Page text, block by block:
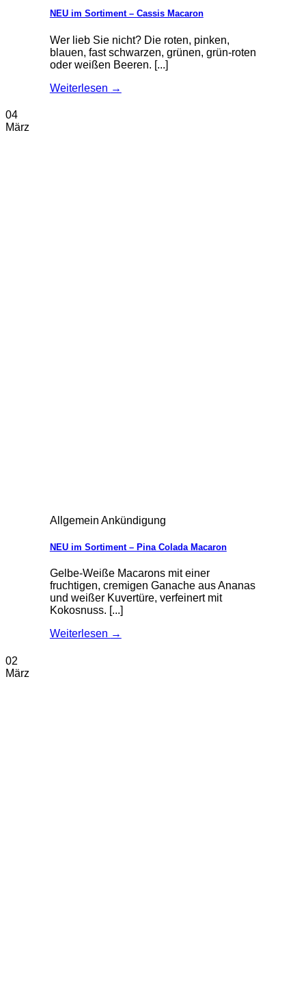
NEU im Sortiment – Cassis Macaron
Wer lieb Sie nicht? Die roten, pinken,
blauen, fast schwarzen, grünen, grün-roten
oder weißen Beeren. [...]
Weiterlesen →
04
März
Allgemein Ankündigung
NEU im Sortiment – Pina Colada Macaron
Gelbe-Weiße Macarons mit einer
fruchtigen, cremigen Ganache aus Ananas
und weißer Kuvertüre, verfeinert mit
Kokosnuss. [...]
Weiterlesen →
02
März